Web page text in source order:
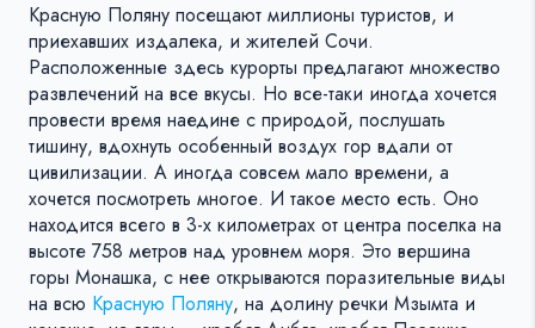
Красную Поляну посещают миллионы туристов, и
приехавших издалека, и жителей Сочи.
Расположенные здесь курорты предлагают множество
развлечений на все вкусы. Но все-таки иногда хочется
провести время наедине с природой, послушать
тишину, вдохнуть особенный воздух гор вдали от
цивилизации. А иногда совсем мало времени, а
хочется посмотреть многое. И такое место есть. Оно
находится всего в 3-х километрах от центра поселка на
высоте 758 метров над уровнем моря. Это вершина
горы Монашка, с нее открываются поразительные виды
на всю Красную Поляну, на долину речки Мзымта и